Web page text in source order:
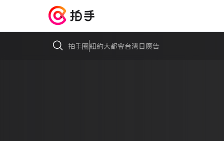
拍手圈紐約大都會台灣日廣告